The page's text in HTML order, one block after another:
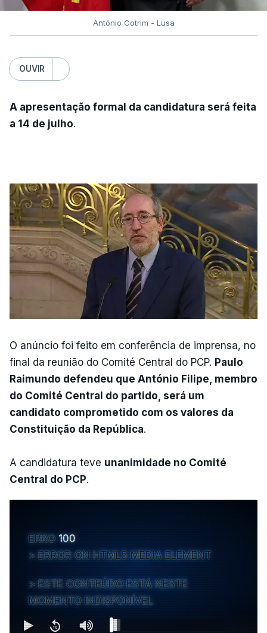
António Cotrim - Lusa
OUVIR
A apresentação formal da candidatura será feita
a 14 de julho.
O anúncio foi feito em conferência de imprensa, no
final da reunião do Comité Central do PCP. Paulo
Raimundo defendeu que António Filipe, membro
do Comité Central do partido, será um
candidato comprometido com os valores da
Constituição da República.
A candidatura teve unanimidade no Comité
Central do PCP.
ERRO 100
ERROR ON HTML5 MEDIA ELEMENT
ESTE CONTEÚDO ESTÁ NESTE
MOMENTO INDISPONÍVEL